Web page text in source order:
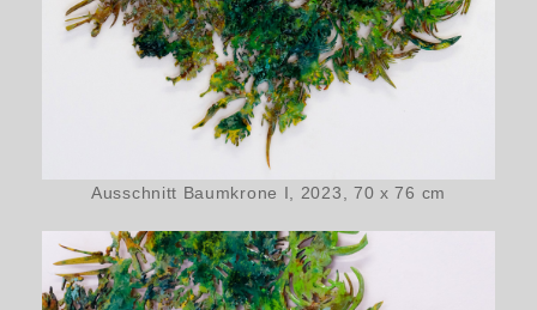
Ausschnitt Baumkrone I, 2023, 70 x 76 cm